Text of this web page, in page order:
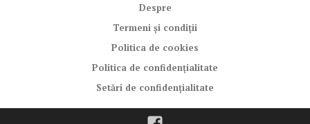
Despre
Termeni și condiții
Politica de cookies
Politica de confidențialitate
Setări de confidențialitate